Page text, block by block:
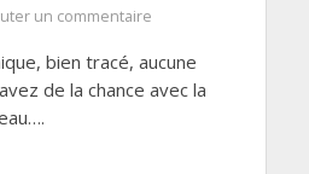
un commentaire
bien tracé, aucune
de la chance avec la